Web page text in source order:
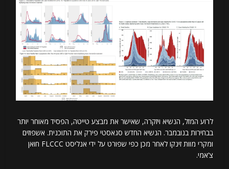
לרוע המזל, הנשיא ויזקרה, שאישר את מבצע טייטה, הפסיד מאוחר יותר
בבחירות בנובמבר. הנשיא החדש סגאסטי פירק את התוכנית. אשפוזים
ומקרי מוות זינקו לאחר מכן כפי שפורט על ידי אנליסט FLCCC חואן
צ’אמי.